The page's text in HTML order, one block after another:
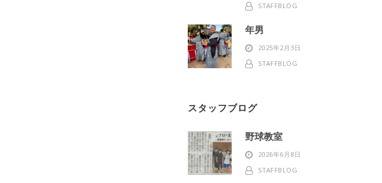
STAFFBLOG
年男
2025年2月3日
STAFFBLOG
スタッフブログ
野球教室
2026年6月8日
STAFFBLOG